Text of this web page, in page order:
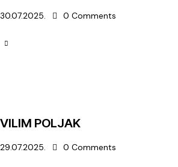
30.07.2025. 0 Comments
VILIM POLJAK
29.07.2025. 0 Comments